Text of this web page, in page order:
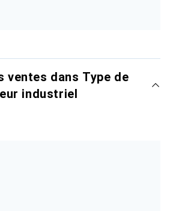
ventes dans Type de
industriel